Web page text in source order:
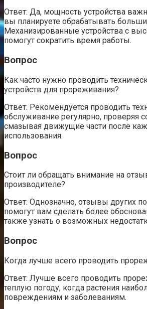
Ответ: Да, мощность устройства
вы планируете обрабатывать
Механизированные устройства с
помогут сократить время работы.
Вопрос
Как часто нужно проводить
устройств для прореживания?
Ответ: Рекомендуется проводить
обслуживание регулярно, проверяя
смазывая движущие части после
использования.
Вопрос
Стоит ли обращать внимание на
производителе?
Ответ: Однозначно, отзывы других
помогут вам сделать более
также узнать о возможных
Вопрос
Когда лучше всего проводить
Ответ: Лучше всего проводить
теплую погоду, когда растения
повреждениям и заболеваниям.